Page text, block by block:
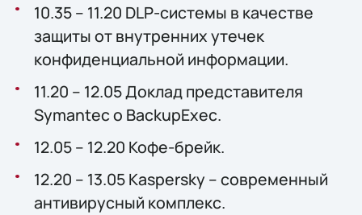
10.35 – 11.20 DLP-системы в качестве
защиты от внутренних утечек
конфиденциальной информации.
11.20 – 12.05 Доклад представителя
Symantec о BackupExec.
12.05 – 12.20 Кофе-брейк.
12.20 – 13.05 Kaspersky – современный
антивирусный комплекс.